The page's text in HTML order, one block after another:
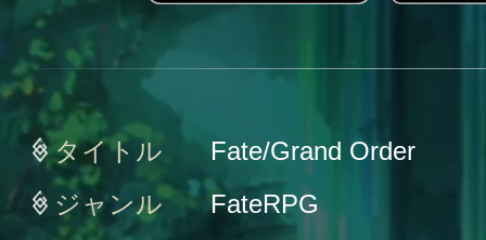
タイトル
Fate/Grand Order
ジャンル
FateRPG